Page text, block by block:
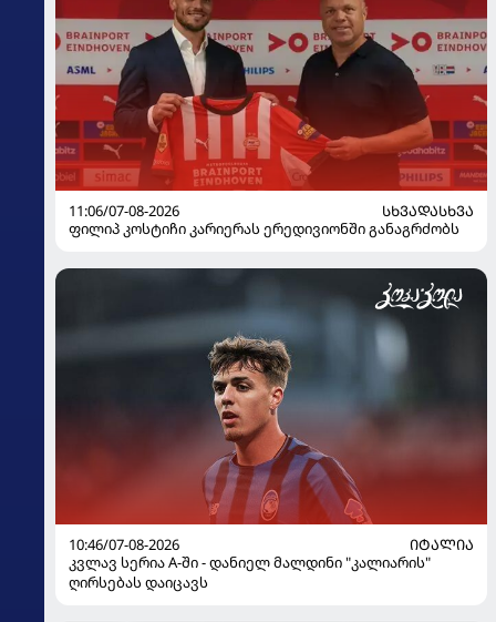
11:06/07-08-2026
ᲡᲮᲕᲐᲓᲐᲡᲮᲕᲐ
ფილიპ კოსტიჩი კარიერას ერედივიონში განაგრძობს
10:46/07-08-2026
ᲘᲢᲐᲚᲘᲐ
კვლავ სერია A-ში - დანიელ მალდინი "კალიარის"
ღირსებას დაიცავს